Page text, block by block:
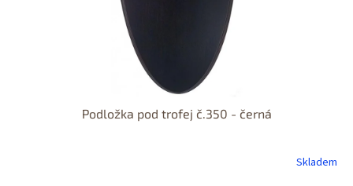
Podložka pod trofej č.350 - černá
Skladem